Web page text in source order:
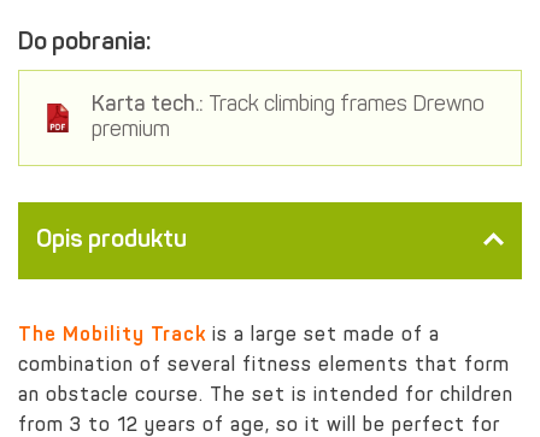
Do pobrania:
Karta tech.: Track climbing frames Drewno
premium
Opis produktu
The Mobility Track is a large set made of a
combination of several fitness elements that form
an obstacle course. The set is intended for children
from 3 to 12 years of age, so it will be perfect for